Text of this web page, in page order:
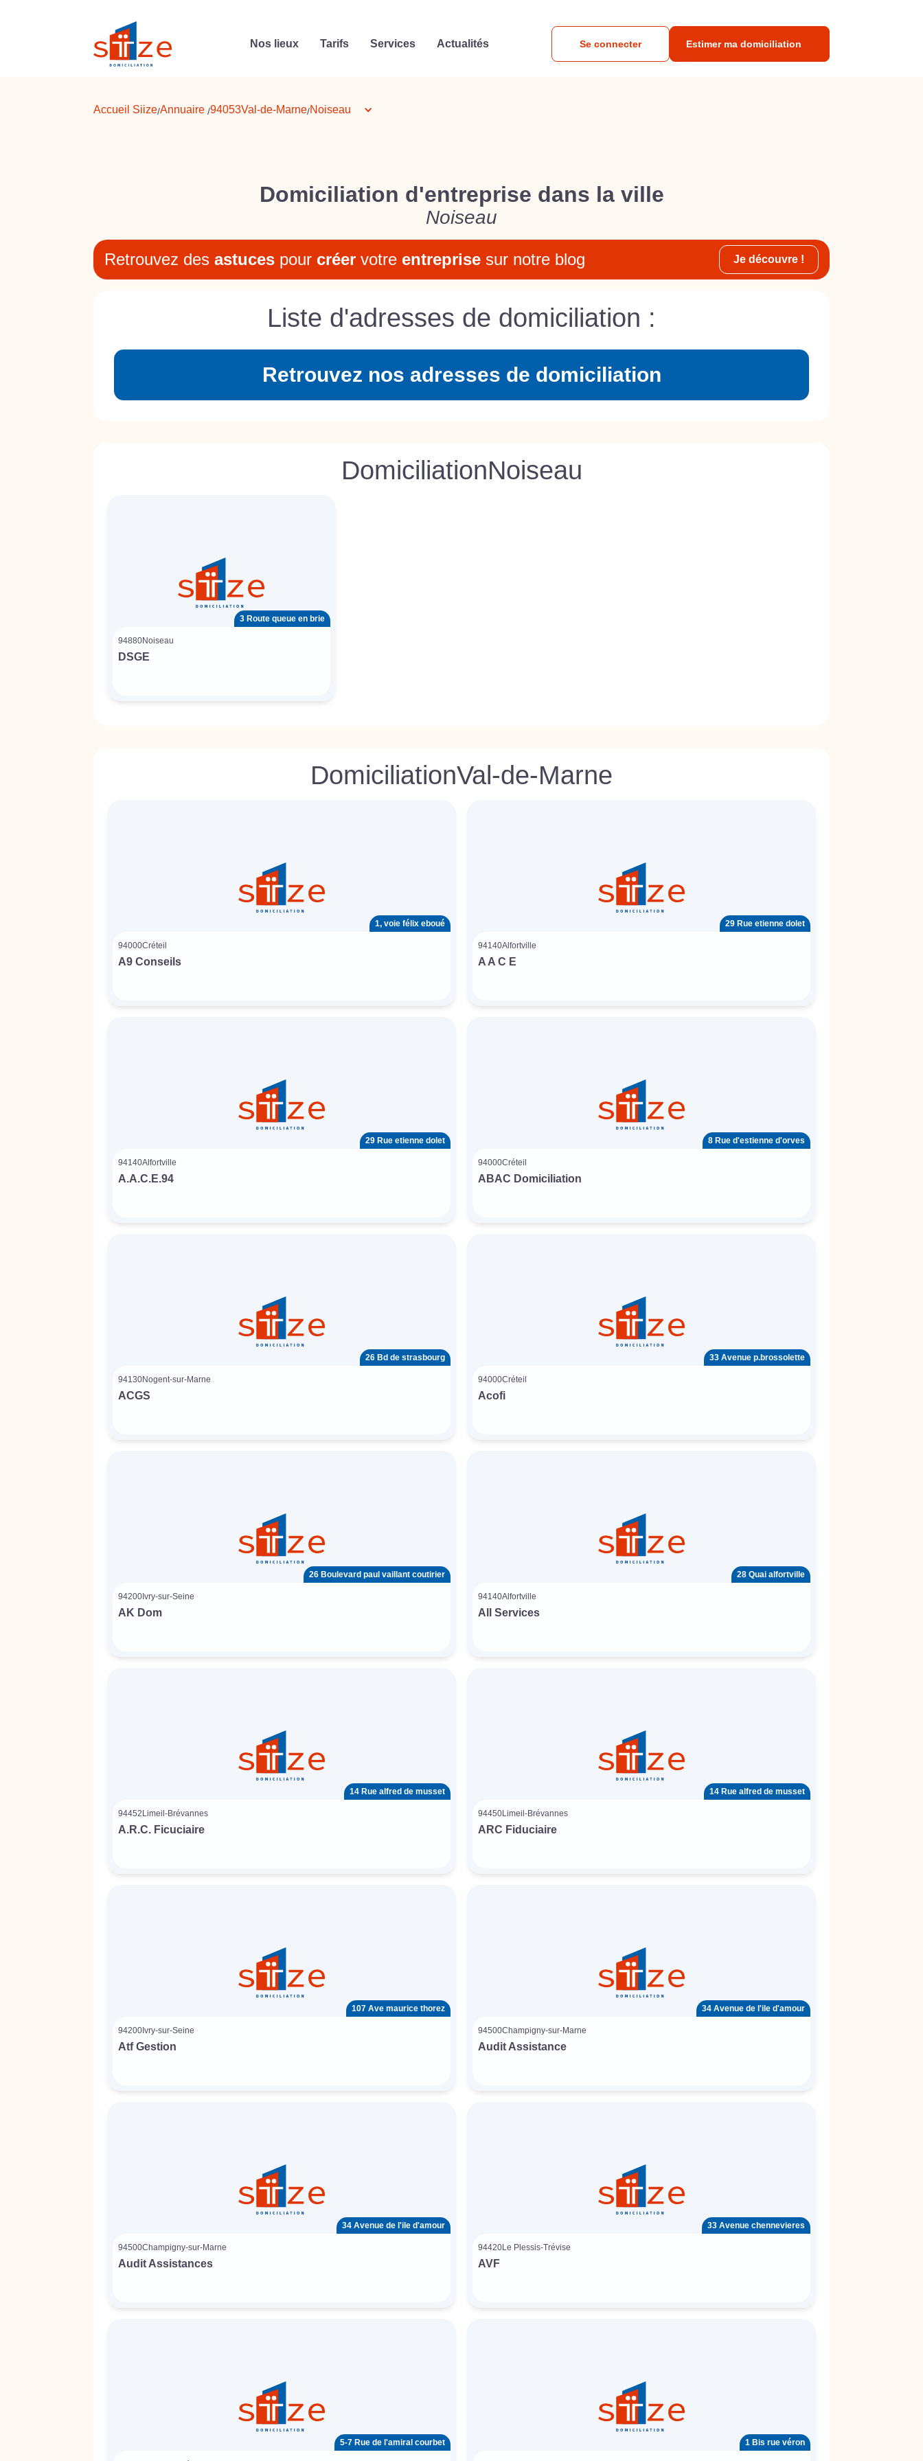
Nos lieux Tarifs Services Actualités Se connecter Estimer ma domiciliation
Accueil Siize/Annuaire /94053Val-de-Marne/Noiseau
Domiciliation d'entreprise dans la ville
Noiseau
Retrouvez des astuces pour créer votre entreprise sur notre blog Je découvre !
Liste d'adresses de domiciliation :
Retrouvez nos adresses de domiciliation
DomiciliationNoiseau
3 Route queue en brie
94880Noiseau
DSGE
DomiciliationVal-de-Marne
1, voie félix eboué
94000Créteil
A9 Conseils
29 Rue etienne dolet
94140Alfortville
A A C E
29 Rue etienne dolet
94140Alfortville
A.A.C.E.94
8 Rue d'estienne d'orves
94000Créteil
ABAC Domiciliation
26 Bd de strasbourg
94130Nogent-sur-Marne
ACGS
33 Avenue p.brossolette
94000Créteil
Acofi
26 Boulevard paul vaillant coutirier
94200 Ivry-sur-Seine
AK Dom
28 Quai alfortville
94140Alfortville
All Services
14 Rue alfred de musset
94452 Limeil-Brévannes
A.R.C. Ficuciaire
14 Rue alfred de musset
94450Limeil-Brévannes
ARC Fiduciaire
107 Ave maurice thorez
94200 Ivry-sur-Seine
Atf Gestion
34 Avenue de l'ile d'amour
94500Champigny-sur-Marne
Audit Assistance
34 Avenue de l'ile d'amour
94500Champigny-sur-Marne
Audit Assistances
33 Avenue chennevieres
94420Le Plessis-Trévise
AVF
5-7 Rue de l'amiral courbet 1 Bis rue véron